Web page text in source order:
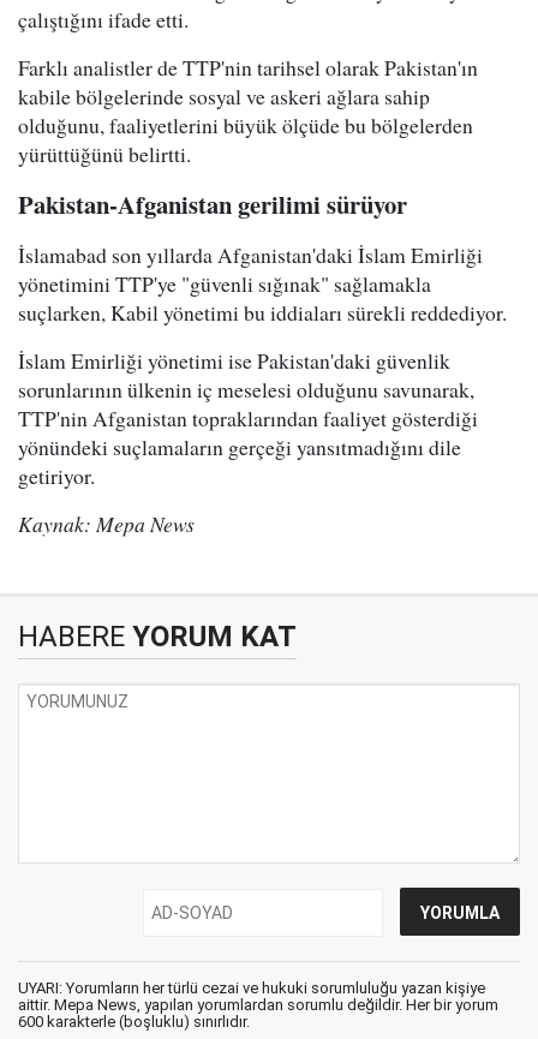
çalıştığını ifade etti.
Farklı analistler de TTP'nin tarihsel olarak Pakistan'ın
kabile bölgelerinde sosyal ve askeri ağlara sahip
olduğunu, faaliyetlerini büyük ölçüde bu bölgelerden
yürüttüğünü belirtti.
Pakistan-Afganistan gerilimi sürüyor
İslamabad son yıllarda Afganistan'daki İslam Emirliği
yönetimini TTP'ye "güvenli sığınak" sağlamakla
suçlarken, Kabil yönetimi bu iddiaları sürekli reddediyor.
İslam Emirliği yönetimi ise Pakistan'daki güvenlik
sorunlarının ülkenin iç meselesi olduğunu savunarak,
TTP'nin Afganistan topraklarından faaliyet gösterdiği
yönündeki suçlamaların gerçeği yansıtmadığını dile
getiriyor.
Kaynak: Mepa News
HABERE YORUM KAT
UYARI: Yorumların her türlü cezai ve hukuki sorumluluğu yazan kişiye
aittir. Mepa News, yapılan yorumlardan sorumlu değildir. Her bir yorum
600 karakterle (boşluklu) sınırlıdır.